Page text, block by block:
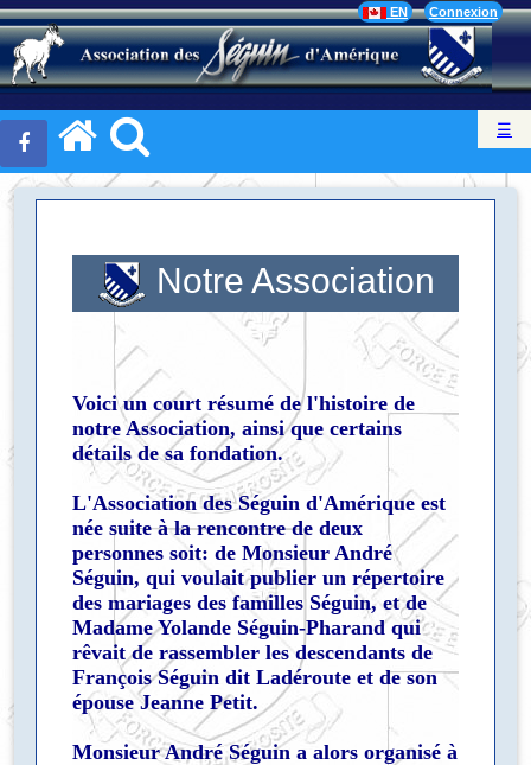
Connexion
EN
☰
Notre Association
Voici un court résumé de l'histoire de
notre Association, ainsi que certains
détails de sa fondation.
L'Association des Séguin d'Amérique est
née suite à la rencontre de deux
personnes soit: de Monsieur André
Séguin, qui voulait publier un répertoire
des mariages des familles Séguin, et de
Madame Yolande Séguin-Pharand qui
rêvait de rassembler les descendants de
François Séguin dit Ladéroute et de son
épouse Jeanne Petit.
Monsieur André Séguin a alors organisé à